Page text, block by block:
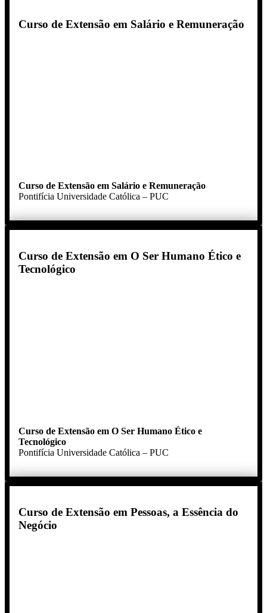
Curso de Extensão em Salário e Remuneração
Curso de Extensão em Salário e Remuneração
Pontifícia Universidade Católica – PUC
Curso de Extensão em O Ser Humano Ético e
Tecnológico
Curso de Extensão em O Ser Humano Ético e
Tecnológico
Pontifícia Universidade Católica – PUC
Curso de Extensão em Pessoas, a Essência do
Negócio